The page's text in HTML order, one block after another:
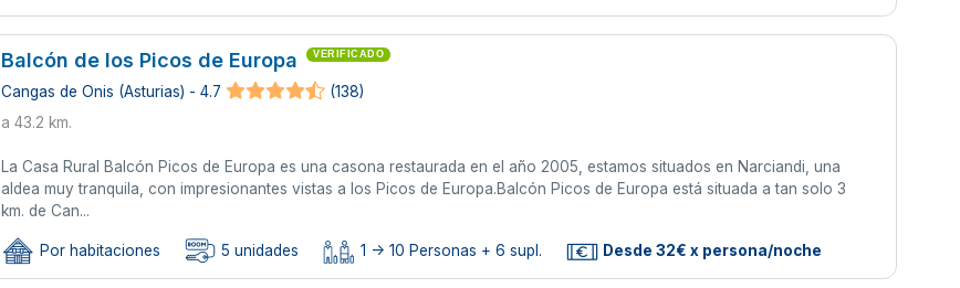
Balcón de los Picos de Europa VERIFICADO
Cangas de Onis (Asturias) - 4.7
(138)
a 43.2 km.
La Casa Rural Balcón Picos de Europa es una casona restaurada en el año 2005, estamos situados en Narciandi, una
aldea muy tranquila, con impresionantes vistas a los Picos de Europa.Balcón Picos de Europa está situada a tan solo 3
km. de Can...
Por habitaciones 5 unidades 1 -> 10 Personas + 6 supl. Desde 32€ x persona/noche